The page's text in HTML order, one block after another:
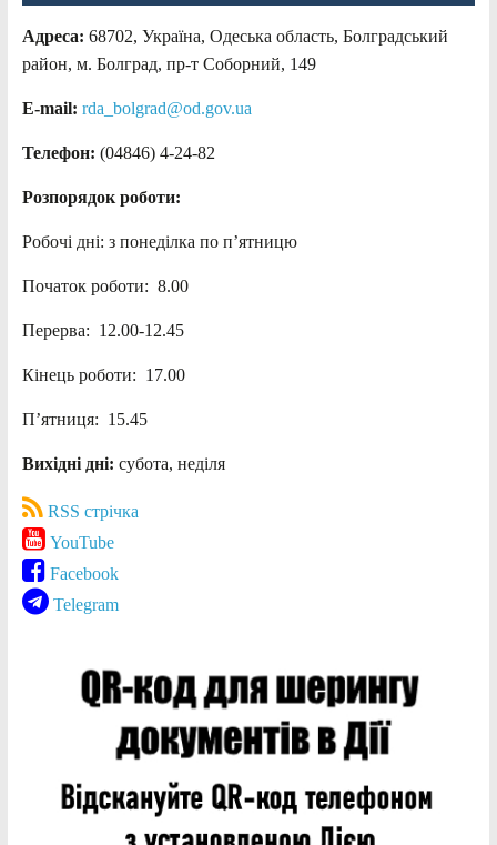
Адреса: 68702, Україна, Одеська область, Болградський
район, м. Болград, пр-т Соборний, 149
E-mail: rda_bolgrad@od.gov.ua
Телефон: (04846) 4-24-82
Розпорядок роботи:
Робочі дні: з понеділка по п’ятницю
Початок роботи: 8.00
Перерва: 12.00-12.45
Кінець роботи: 17.00
П’ятниця: 15.45
Вихідні дні: субота, неділя
RSS стрічка
YouTube
Facebook
Telegram